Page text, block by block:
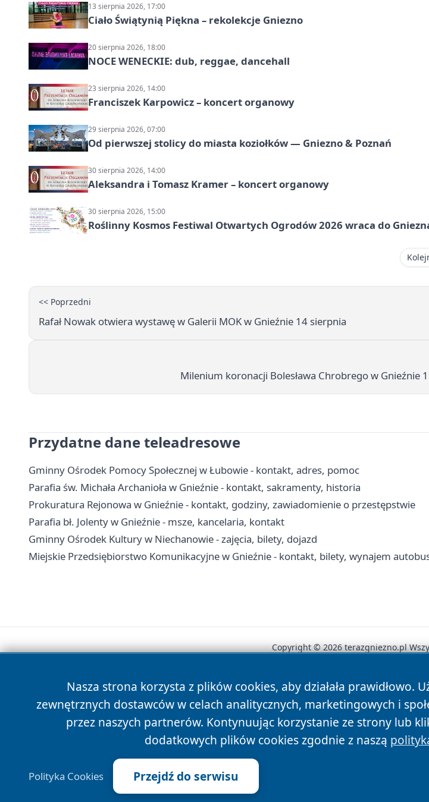
13 sierpnia 2026, 17:00
Ciało Świątynią Piękna – rekolekcje Gniezno
20 sierpnia 2026, 18:00
NOCE WENECKIE: dub, reggae, dancehall
23 sierpnia 2026, 14:00
Franciszek Karpowicz – koncert organowy
29 sierpnia 2026, 07:00
Od pierwszej stolicy do miasta koziołków — Gniezno & Poznań
30 sierpnia 2026, 14:00
Aleksandra i Tomasz Kramer – koncert organowy
30 sierpnia 2026, 15:00
Roślinny Kosmos Festiwal Otwartych Ogrodów 2026 wraca do
<< Poprzedni
Rafał Nowak otwiera wystawę w Galerii MOK w Gnieźnie 14 sierpnia
Milenium koronacji Bolesława Chrobrego w Gnieźnie
Przydatne dane teleadresowe
Gminny Ośrodek Pomocy Społecznej w Łubowie - kontakt, adres, pomoc
Parafia św. Michała Archanioła w Gnieźnie - kontakt, sakramenty, historia
Prokuratura Rejonowa w Gnieźnie - kontakt, godziny, zawiadomienie o przestępstwie
Parafia bł. Jolenty w Gnieźnie - msze, kancelaria, kontakt
Gminny Ośrodek Kultury w Niechanowie - zajęcia, bilety, dojazd
Miejskie Przedsiębiorstwo Komunikacyjne w Gnieźnie - kontakt, bilety, wynajem
Nasza strona korzysta z plików cookies, aby działała
zewnętrznych dostawców w celach analitycznych, marketingowych i
przez naszych partnerów. Kontynuując korzystanie ze strony lub
dodatkowych plików cookies zgodnie z naszą
Polityka Cookies Przejdź do serwisu
Copyright © 2026 terazgniezno.pl
News Autorzy Polityka